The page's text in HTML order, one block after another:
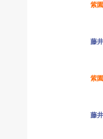
紫園
藤井
紫園
藤井